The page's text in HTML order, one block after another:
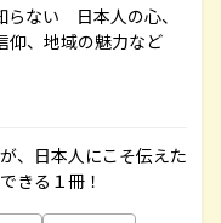
らない 日本人の心、
仰、地域の魅力など
、日本人にこそ伝えた
きる１冊！